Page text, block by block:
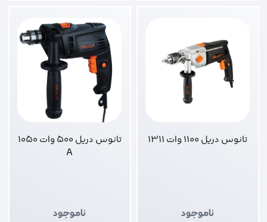
تانوس دریل 1100 وات 1311
ناموجود
تانوس دریل 500 وات 1050
A
ناموجود